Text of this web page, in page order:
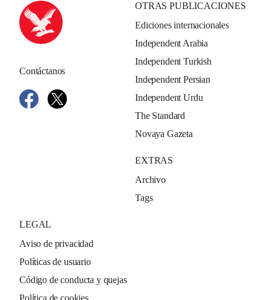
Contáctanos
OTRAS PUBLICACIONES
Ediciones internacionales
Independent Arabia
Independent Turkish
Independent Persian
Independent Urdu
The Standard
Novaya Gazeta
EXTRAS
Archivo
Tags
LEGAL
Aviso de privacidad
Políticas de usuario
Código de conducta y quejas
Política de cookies